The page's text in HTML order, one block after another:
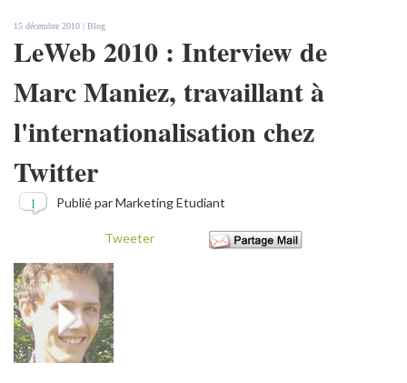
15 décembre 2010 | Blog
LeWeb 2010 : Interview de
Marc Maniez, travaillant à
l'internationalisation chez
Twitter
Publié par Marketing Etudiant
1
Tweeter